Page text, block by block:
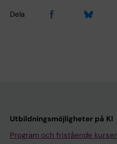
Dela
Utbildningsmöjligheter på KI
Program och fristående kurser